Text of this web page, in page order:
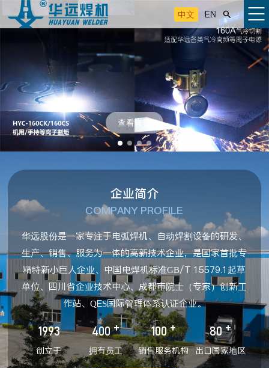
中文 EN 
查看详情
企业简介
COMPANY PROFILE
华远股份是一家专注于电弧焊机、自动焊割设备的研发、
生产、销售、服务为一体的高新技术企业，是国家首批专
精特新小巨人企业、中国电焊机标准GB/T 15579.1起草
单位、四川省企业技术中心、成都市院士（专家）创新工
作站、QES国际管理体系认证企业。
1993
创立于
400 +
拥有员工
100 +
销售服务机构
80 +
出口国家地区